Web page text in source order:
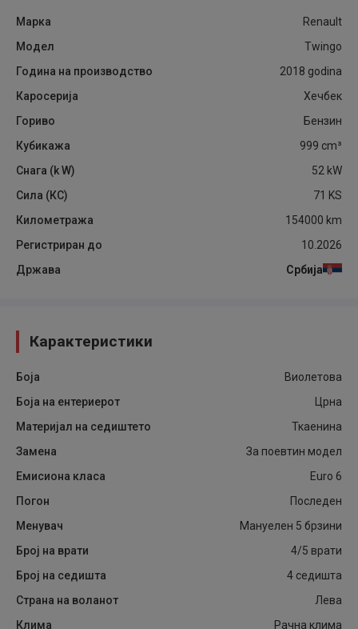
Марка
Renault
Модел
Twingo
Година на производство
2018 godina
Каросерија
Хечбек
Гориво
Бензин
Кубикажа
999 cm³
Снага (k W)
52 kW
Сила (КС)
71 KS
Километража
154000 km
Регистриран до
10.2026
Држава
Србија
Карактеристики
Боја
Виолетова
Боја на ентериерот
Црна
Материјал на седиштето
Ткаенина
Замена
За поевтин модел
Емисиона класа
Euro 6
Погон
Последен
Менувач
Мануелен 5 брзини
Број на врати
4/5 врати
Број на седишта
4 седишта
Страна на воланот
Лева
Клима
Рачна клима